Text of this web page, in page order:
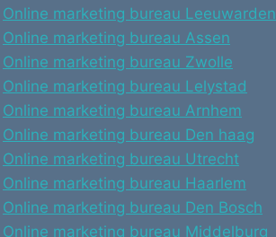
Online marketing bureau Leeuwarden
Online marketing bureau Assen
Online marketing bureau Zwolle
Online marketing bureau Lelystad
Online marketing bureau Arnhem
Online marketing bureau Den haag
Online marketing bureau Utrecht
Online marketing bureau Haarlem
Online marketing bureau Den Bosch
Online marketing bureau Middelburg